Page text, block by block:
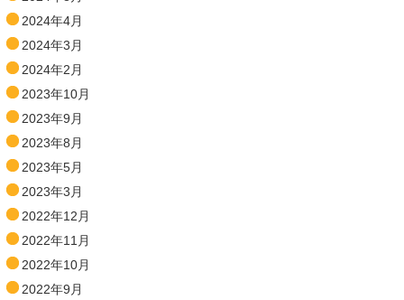
2024年4月
2024年3月
2024年2月
2023年10月
2023年9月
2023年8月
2023年5月
2023年3月
2022年12月
2022年11月
2022年10月
2022年9月